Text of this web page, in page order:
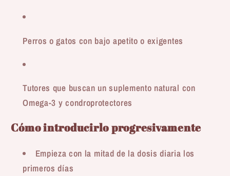
Perros o gatos con bajo apetito o exigentes
Tutores que buscan un suplemento natural con
Omega-3 y condroprotectores
Cómo introducirlo progresivamente
Empieza con la mitad de la dosis diaria los
primeros días